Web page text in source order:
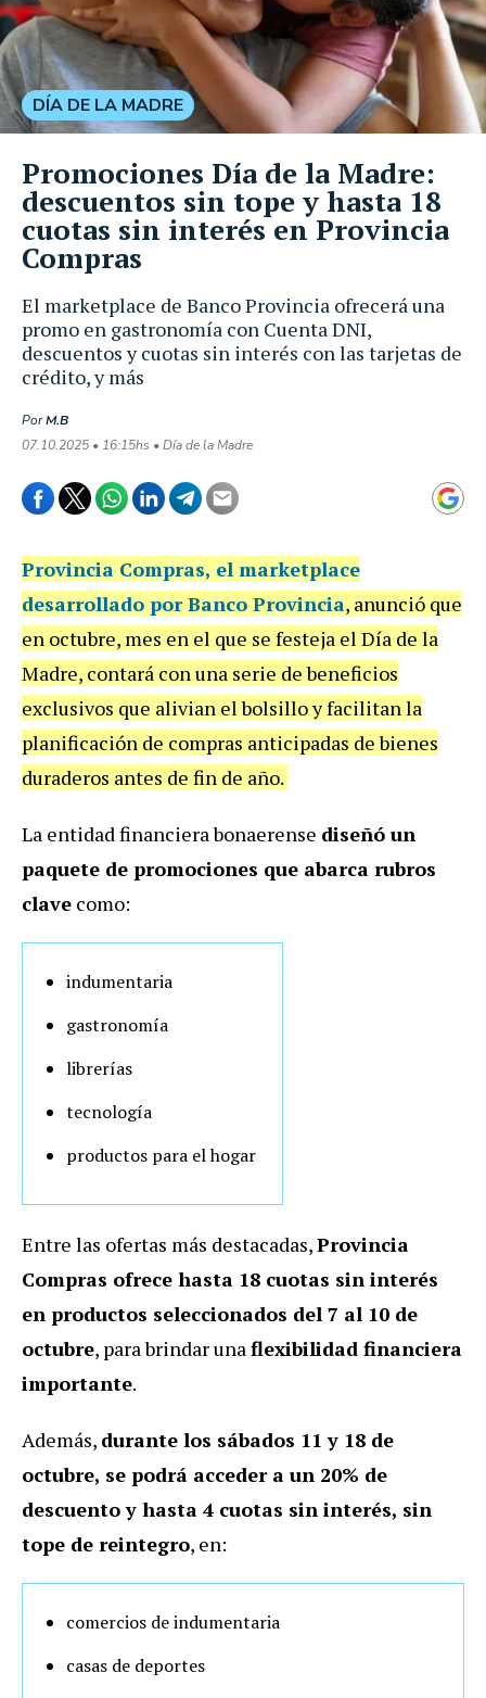
El marketplace de Banco Provincia ofrecerá una
promo en gastronomía con Cuenta DNI,
descuentos y cuotas sin interés con las tarjetas de
crédito, y más
PorM.B
07.10.2025 • 16:15hs • Día de la Madre
DÍA DE LA MADRE
Promociones Día de la Madre:
descuentos sin tope y hasta 18
cuotas sin interés en Provincia
Compras
Provincia Compras, el marketplace
desarrollado por Banco Provincia, anunció que
en octubre, mes en el que se festeja el Día de la
Madre, contará conuna serie de beneficios
exclusivos que alivian el bolsillo y facilitan la
planificación de compras anticipadas de bienes
duraderos antes de fin de año.
La entidad financiera bonaerense diseñó un
paquete de promociones que abarca rubros
clave como:
indumentaria
gastronomía
librerías
tecnología
productos para el hogar
Entre las ofertas más destacadas,Provincia
Compras ofrece hasta 18 cuotas sin interés
en productos seleccionados del 7 al 10 de
octubre, para brindar unaflexibilidad financiera
importante.
Además, durante los sábados 11 y 18 de
octubre, se podrá acceder a un 20% de
descuento y hasta 4 cuotas sin interés, sin
tope de reintegro, en:
comercios de indumentaria
casas de deportes